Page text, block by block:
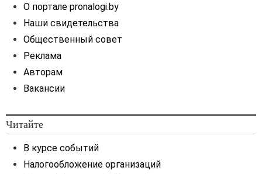
О портале pronalogi.by
Наши свидетельства
Общественный совет
Реклама
Авторам
Вакансии
Читайте
В курсе событий
Налогообложение организаций